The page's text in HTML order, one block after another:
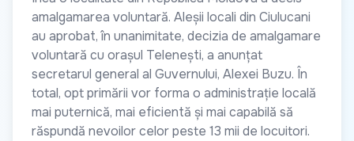
amalgamarea voluntară. Aleșii locali din Ciulucani
au aprobat, în unanimitate, decizia de amalgamare
voluntară cu orașul Telenești, a anunțat
secretarul general al Guvernului, Alexei Buzu. În
total, opt primării vor forma o administrație locală
mai puternică, mai eficientă și mai capabilă să
răspundă nevoilor celor peste 13 mii de locuitori.